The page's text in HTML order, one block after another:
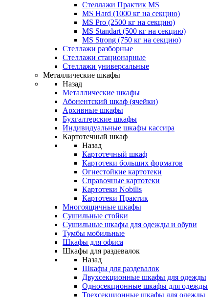
Стеллажи Практик MS
MS Hard (1000 кг на секцию)
MS Pro (2500 кг на секцию)
MS Standart (500 кг на секцию)
MS Strong (750 кг на секцию)
Стеллажи разборные
Стеллажи стационарные
Стеллажи универсальные
Металлические шкафы
Назад
Металлические шкафы
Абонентский шкаф (ячейки)
Архивные шкафы
Бухгалтерские шкафы
Индивидуальные шкафы кассира
Картотечный шкаф
Назад
Картотечный шкаф
Картотеки больших форматов
Огнестойкие картотеки
Справочные картотеки
Картотеки Nobilis
Картотеки Практик
Многоящичные шкафы
Сушильные стойки
Сушильные шкафы для одежды и обуви
Тумбы мобильные
Шкафы для офиса
Шкафы для раздевалок
Назад
Шкафы для раздевалок
Двухсекционные шкафы для одежды
Односекционные шкафы для одежды
Трехсекционные шкафы для одежды